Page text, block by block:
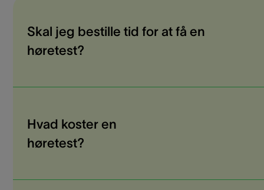
Skal jeg bestille tid for at få en
høretest?
Hvad koster en
høretest?